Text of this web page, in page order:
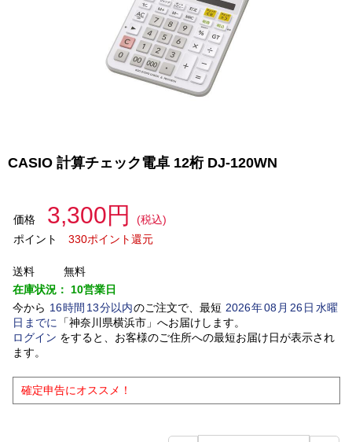
CASIO 計算チェック電卓 12桁 DJ-120WN
価格 3,300円
(税込)
ポイント
330ポイント還元
送料
無料
在庫状況： 10営業日
今から 16時間 13分以内のご注文で、最短 2026年08 月 26日水曜
日 までに 「神奈川県横浜市」 へお届けします。
ログイン をすると、お客様のご住所への最短お届け日が表示され
ます。
確定申告にオススメ！